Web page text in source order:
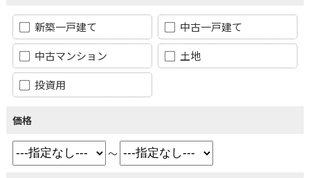
新築一戸建て
中古一戸建て
中古マンション
土地
投資用
価格
～